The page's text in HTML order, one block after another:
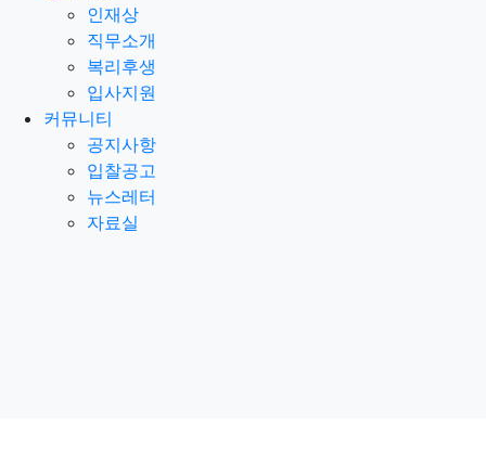
인재상
직무소개
복리후생
입사지원
커뮤니티
공지사항
입찰공고
뉴스레터
자료실